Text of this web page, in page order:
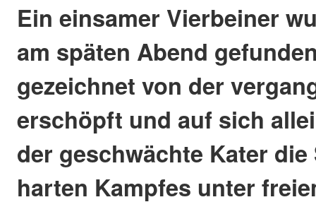
Ein einsamer Vierbeiner
am späten Abend
gezeichnet von der
erschöpft und auf sich
der geschwächte Kater
harten Kampfes unter